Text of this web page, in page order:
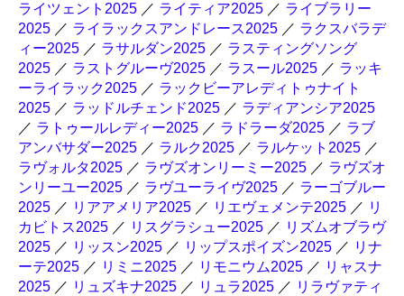
ライツェント2025 ／ ライティア2025 ／ ライブラリー
2025 ／ ライラックスアンドレース2025 ／ ラクスバラデ
ィー2025 ／ ラサルダン2025 ／ ラスティングソング
2025 ／ ラストグルーヴ2025 ／ ラスール2025 ／ ラッキ
ーライラック2025 ／ ラックビーアレディトゥナイト
2025 ／ ラッドルチェンド2025 ／ ラディアンシア2025
／ ラトゥールレディー2025 ／ ラドラーダ2025 ／ ラブ
アンバサダー2025 ／ ラルク2025 ／ ラルケット2025 ／
ラヴォルタ2025 ／ ラヴズオンリーミー2025 ／ ラヴズオ
ンリーユー2025 ／ ラヴユーライヴ2025 ／ ラーゴブルー
2025 ／ リアアメリア2025 ／ リエヴェメンテ2025 ／ リ
カビトス2025 ／ リスグラシュー2025 ／ リズムオブラヴ
2025 ／ リッスン2025 ／ リップスポイズン2025 ／ リナ
ーテ2025 ／ リミニ2025 ／ リモニウム2025 ／ リャスナ
2025 ／ リュズキナ2025 ／ リュラ2025 ／ リラヴァティ